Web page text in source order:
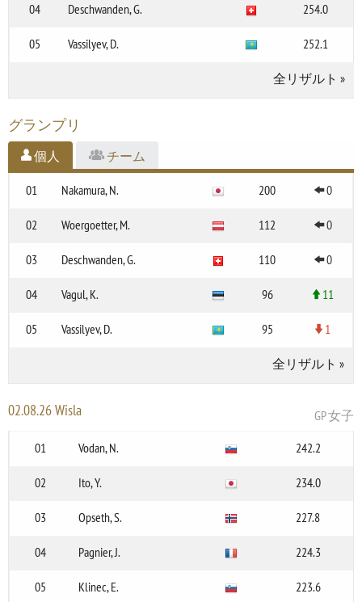
04 Deschwanden, G. 254.0
05 Vassilyev, D. 252.1
全リザルト »
グランプリ
個人 チーム
01 Nakamura, N. 200 0
02 Woergoetter, M. 112 0
03 Deschwanden, G. 110 0
04 Vagul, K. 96 11
05 Vassilyev, D. 95 1
全リザルト »
02.08.26 Wisla
GP 女子
01
Vodan, N. 242.2
02 Ito, Y. 234.0
03 Opseth, S. 227.8
04 Pagnier, J. 224.3
05 Klinec, E. 223.6